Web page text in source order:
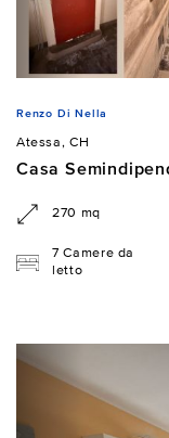
Renzo Di Nella
Atessa, CH
Casa
270 mq
7 Camere da
letto